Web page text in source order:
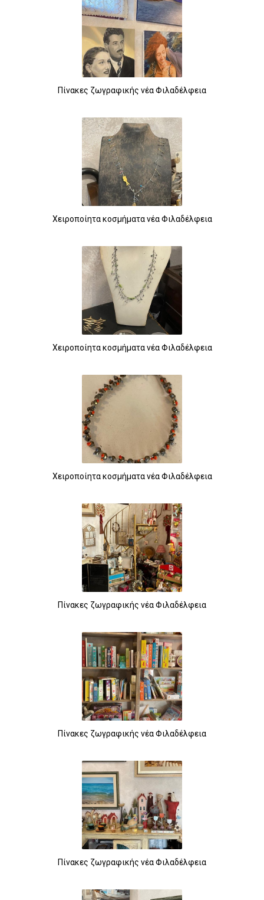
Πίνακες ζωγραφικής νέα Φιλαδέλφεια
Χειροποίητα κοσμήματα νέα Φιλαδέλφεια
Χειροποίητα κοσμήματα νέα Φιλαδέλφεια
Χειροποίητα κοσμήματα νέα Φιλαδέλφεια
Πίνακες ζωγραφικής νέα Φιλαδέλφεια
Πίνακες ζωγραφικής νέα Φιλαδέλφεια
Πίνακες ζωγραφικής νέα Φιλαδέλφεια